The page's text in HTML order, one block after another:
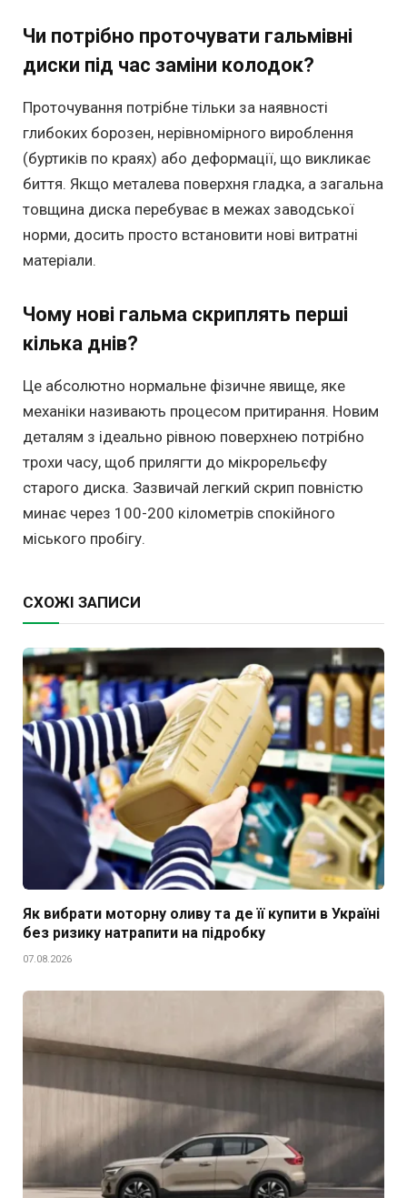
Чи потрібно проточувати гальмівні
диски під час заміни колодок?
Проточування потрібне тільки за наявності
глибоких борозен, нерівномірного вироблення
(буртиків по краях) або деформації, що викликає
биття. Якщо металева поверхня гладка, а загальна
товщина диска перебуває в межах заводської
норми, досить просто встановити нові витратні
матеріали.
Чому нові гальма скриплять перші
кілька днів?
Це абсолютно нормальне фізичне явище, яке
механіки називають процесом притирання. Новим
деталям з ідеально рівною поверхнею потрібно
трохи часу, щоб прилягти до мікрорельєфу
старого диска. Зазвичай легкий скрип повністю
минає через 100-200 кілометрів спокійного
міського пробігу.
СХОЖІ ЗАПИСИ
Як вибрати моторну оливу та де її купити в Україні
без ризику натрапити на підробку
07.08.2026